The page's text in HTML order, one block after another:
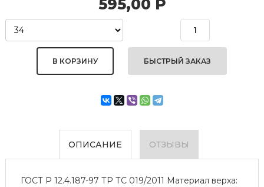
595,00 Р
БЫСТРЫЙ ЗАКАЗ
ОПИСАНИЕ ОТЗЫВЫ
ГОСТ Р 12.4.187-97 ТР ТС 019/2011 Материал верха: